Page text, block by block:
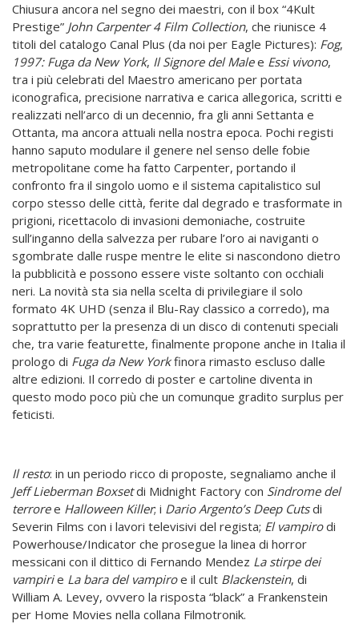
Chiusura ancora nel segno dei maestri, con il box “4Kult
Prestige” John Carpenter 4 Film Collection, che riunisce 4
titoli del catalogo Canal Plus (da noi per Eagle Pictures): Fog,
1997: Fuga da New York, Il Signore del Malee Essi vivono,
tra i più celebrati del Maestro americano per portata
iconografica, precisione narrativa e carica allegorica, scritti e
realizzati nell’arco di un decennio, fra gli anni Settanta e
Ottanta, ma ancora attuali nella nostra epoca. Pochi registi
hanno saputo modulare il genere nel senso delle fobie
metropolitane come ha fatto Carpenter, portando il
confronto fra il singolo uomo e il sistema capitalistico sul
corpo stesso delle città, ferite dal degrado e trasformate in
prigioni, ricettacolo di invasioni demoniache, costruite
sull’inganno della salvezza per rubare l’oro ai naviganti o
sgombrate dalle ruspe mentre le elite si nascondono dietro
la pubblicità e possono essere viste soltanto con occhiali
neri. La novità sta sia nella scelta di privilegiare il solo
formato 4K UHD (senza il Blu-Ray classico a corredo), ma
soprattutto per la presenza di un disco di contenuti speciali
che, tra varie featurette, finalmente propone anche in Italia il
prologo di Fuga da New Yorkfinora rimasto escluso dalle
altre edizioni. Il corredo di poster e cartoline diventa in
questo modo poco più che un comunque gradito surplus per
feticisti.
Il resto: in un periodo ricco di proposte, segnaliamo anche il
Jeff Lieberman Boxsetdi Midnight Factory con Sindrome del
terroree Halloween Killer; i Dario Argento’s Deep Cutsdi
Severin Films con i lavori televisivi del regista; El vampirodi
Powerhouse/Indicator che prosegue la linea di horror
messicani con il dittico di Fernando Mendez La stirpe dei
vampirie La bara del vampiroe il cult Blackenstein, di
William A. Levey, ovvero la risposta “black” a Frankenstein
per Home Movies nella collana Filmotronik.